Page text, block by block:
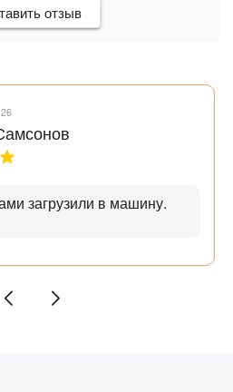
отзыв
загрузили в машину.